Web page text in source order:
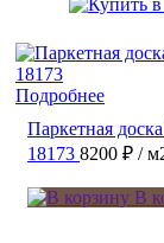
Подробнее
Паркетная
18173 8200 ₽ /
В